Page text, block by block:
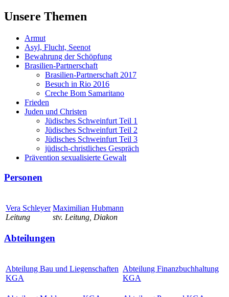
Unsere Themen
Armut
Asyl, Flucht, Seenot
Bewahrung der Schöpfung
Brasilien-Partnerschaft
Brasilien-Partnerschaft 2017
Besuch in Rio 2016
Creche Bom Samaritano
Frieden
Juden und Christen
Jüdisches Schweinfurt Teil 1
Jüdisches Schweinfurt Teil 2
Jüdisches Schweinfurt Teil 3
jüdisch-christliches Gespräch
Prävention sexualisierte Gewalt
Personen
Vera Schleyer
Leitung
Maximilian Hubmann
stv. Leitung, Diakon
Abteilungen
Abteilung Bau und Liegenschaften
KGA
Abteilung Finanzbuchhaltung
KGA